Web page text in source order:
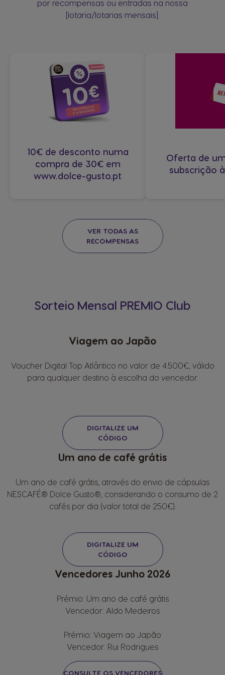
por recompensas ou entradas na nossa
[lotaria/lotarias mensais].
10€ de desconto numa
compra de 30€ em
www.dolce-gusto.pt
Oferta de
subscrição
VER TODAS AS
RECOMPENSAS
Sorteio Mensal PREMIO Club
Viagem ao Japão
Voucher Digital Top Atlântico no valor de 4.500€, válido
para qualquer destino à escolha do vencedor.
DIGITALIZE UM
CÓDIGO
Um ano de café grátis
Um ano de café grátis, através do envio de cápsulas
NESCAFÉ® Dolce Gusto®, considerando o consumo de 2
cafés por dia (valor total de 250€).
DIGITALIZE UM
CÓDIGO
Vencedores Junho 2026
Prémio: Um ano de café grátis
Vencedor: Aldo Medeiros
Prémio: Viagem ao Japão
Vencedor: Rui Rodrigues
CONSULTE OS VENCEDORES